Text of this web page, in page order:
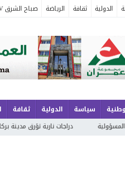
الدولية ثقافة الرياضة صباح الشرق TV
سياسة الدولية ثقافة
تؤرق مدينة بركان ليلاً… ضجيجٌ يخرق